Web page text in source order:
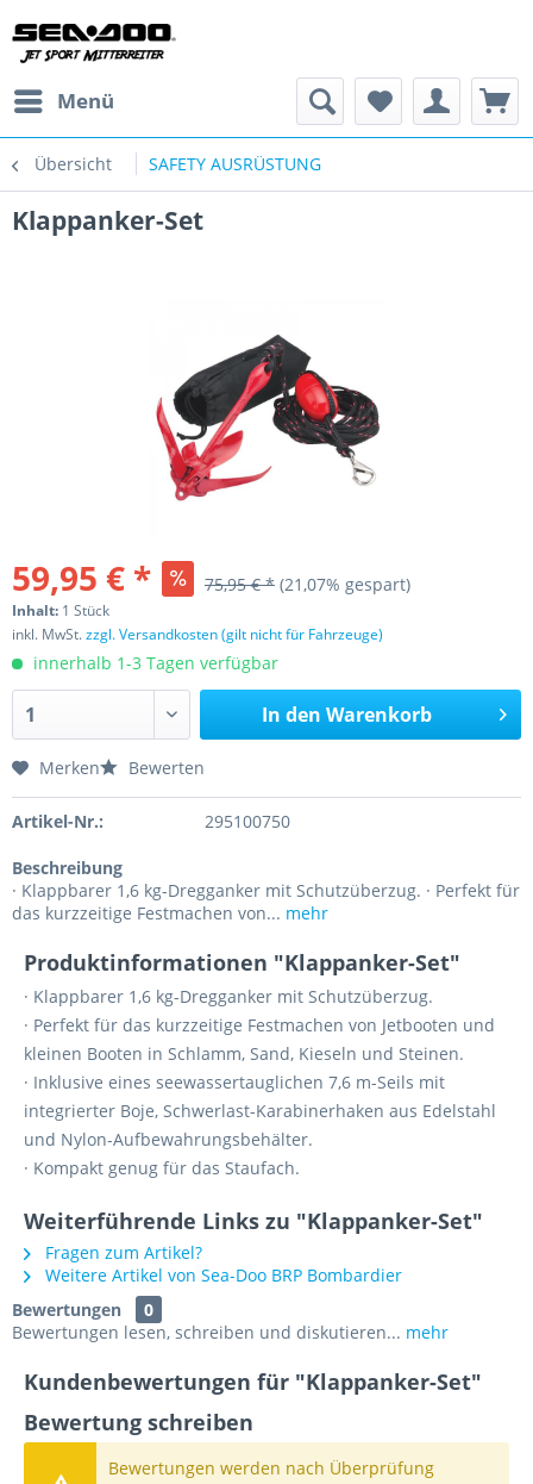
Menü
Übersicht SAFETY AUSRÜSTUNG
Klappanker-Set
59,95 € * 75,95 € * (21,07% gespart)
Inhalt: 1 Stück
inkl. MwSt.zzgl. Versandkosten (gilt nicht für Fahrzeuge)
innerhalb 1-3 Tagen verfügbar
In den Warenkorb
Merken Bewerten
Artikel-Nr.: 295100750
Beschreibung
· Klappbarer 1,6 kg-Dregganker mit Schutzüberzug. · Perfekt für
das kurzzeitige Festmachen von... mehr
Produktinformationen "Klappanker-Set"
· Klappbarer 1,6 kg-Dregganker mit Schutzüberzug.
· Perfekt für das kurzzeitige Festmachen von Jetbooten und
kleinen Booten in Schlamm, Sand, Kieseln und Steinen.
· Inklusive eines seewassertauglichen 7,6 m-Seils mit
integrierter Boje, Schwerlast-Karabinerhaken aus Edelstahl
und Nylon-Aufbewahrungsbehälter.
· Kompakt genug für das Staufach.
Weiterführende Links zu "Klappanker-Set"
Fragen zum Artikel?
Weitere Artikel von Sea-Doo BRP Bombardier
Bewertungen
0
Bewertungen lesen, schreiben und diskutieren... mehr
Kundenbewertungen für "Klappanker-Set"
Bewertung schreiben
Bewertungen werden nach Überprüfung